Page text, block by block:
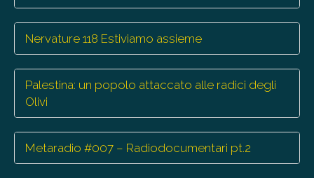
Nervature 118 Estiviamo assieme
Palestina: un popolo attaccato alle radici degli
Olivi
Metaradio #007 – Radiodocumentari pt.2